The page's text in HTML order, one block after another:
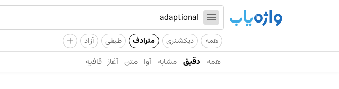
همه دیکشنری مترادف طیفی آزاد +
همه دقیق مشابه آوا متن آغاز قافیه